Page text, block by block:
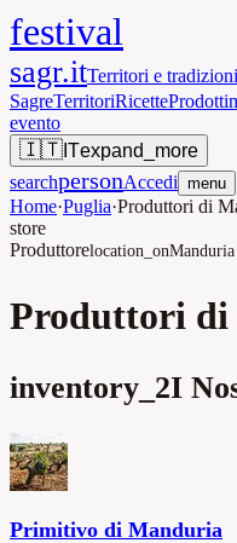
festival
sagr.itTerritori e tradizioni
SagreTerritoriRicetteProdotti
evento
🇮🇹 ITexpand_more
searchpersonAccedi menu
Home·Puglia·Produttori di
store
Produttorelocation_onManduria
Produttori
inventory_2I
Primitivo di Manduria